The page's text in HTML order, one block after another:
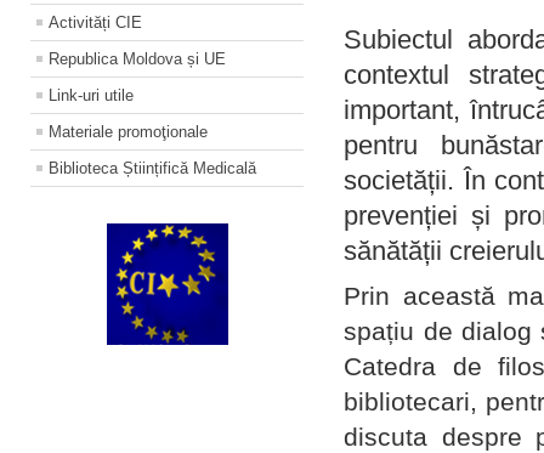
Activități CIE
Republica Moldova și UE
Link-uri utile
Materiale promoţionale
Biblioteca Științifică Medicală
Subiectul
contextul
important,
pentru
societății. În
prevenției și
sănătății
Prin această
spațiu de dialog
Catedra de
bibliotecari,
discuta despre